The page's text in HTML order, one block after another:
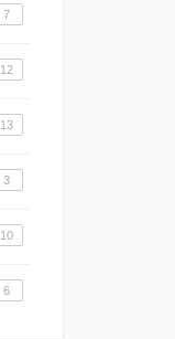
7
12
13
3
10
6